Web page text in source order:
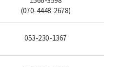
(070-4448-2678)
053-230-1367